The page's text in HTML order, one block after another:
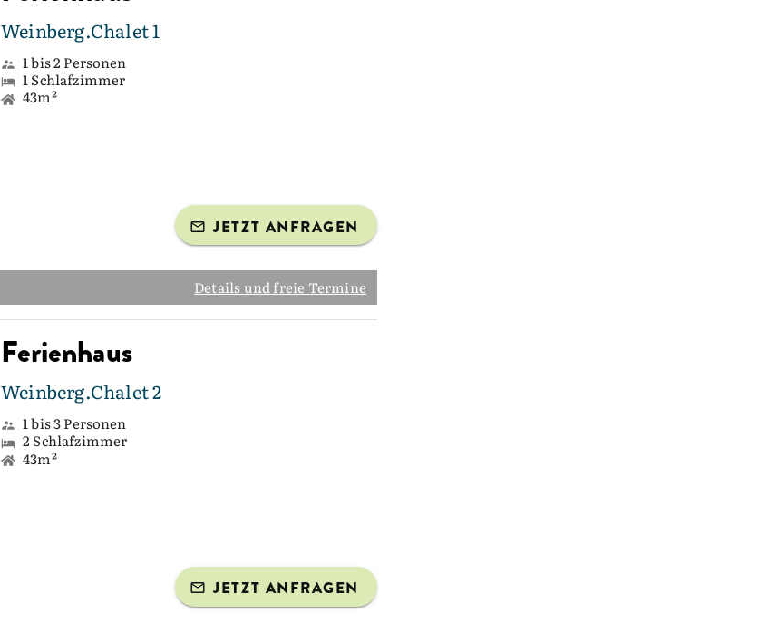
Weinberg.Chalet 1
1 bis 2 Personen
1 Schlafzimmer
43m²
JETZT ANFRAGEN
Details und freie Termine
Ferienhaus
Weinberg.Chalet 2
1 bis 3 Personen
2 Schlafzimmer
43m²
JETZT ANFRAGEN